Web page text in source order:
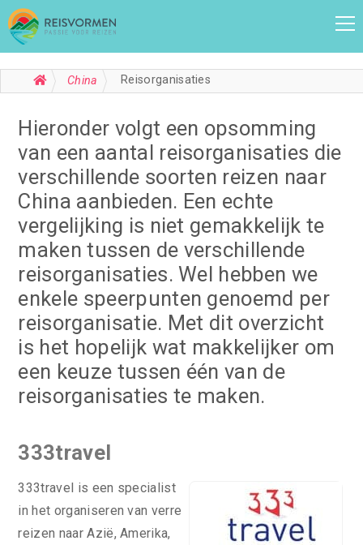
China Reisorganisaties
Hieronder volgt een opsomming
van een aantal reisorganisaties die
verschillende soorten reizen naar
China aanbieden. Een echte
vergelijking is niet gemakkelijk te
maken tussen de verschillende
reisorganisaties. Wel hebben we
enkele speerpunten genoemd per
reisorganisatie. Met dit overzicht
is het hopelijk wat makkelijker om
een keuze tussen één van de
reisorganisaties te maken.
333travel
333travel is een specialist
in het organiseren van verre
reizen naar Azië, Amerika,